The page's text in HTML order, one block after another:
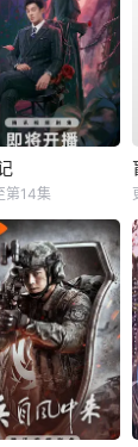
第14集